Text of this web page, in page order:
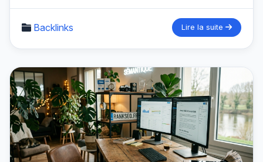
Backlinks Lire la suite